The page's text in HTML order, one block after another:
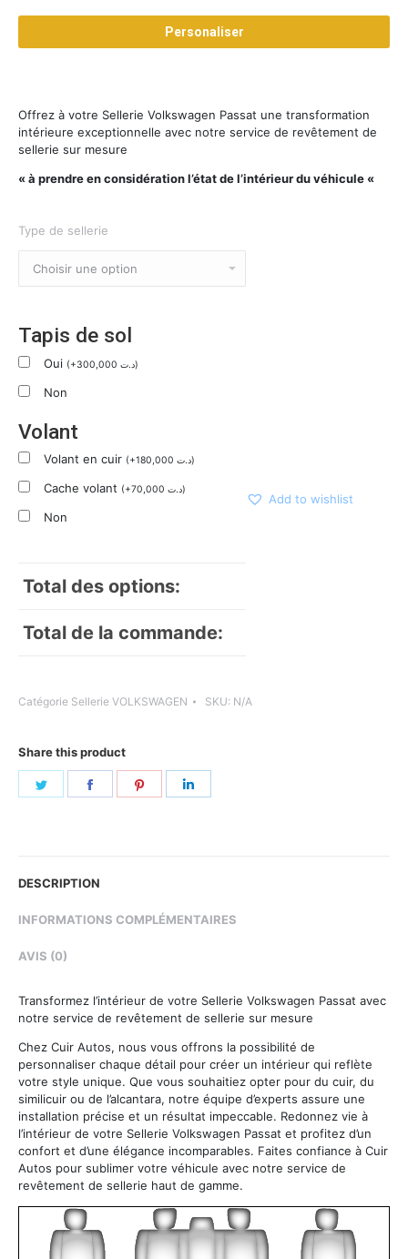
prix :
0,000 د.تPersonaliser
Offrez à votre Sellerie Volkswagen Passat une transformation
intérieure exceptionnelle avec notre service de revêtement de
sellerie sur mesure
« à prendre en considération l’état de l’intérieur du véhicule «
Type de sellerie
Tapis de sol
Oui (+300,000 د.ت)
Non
Volant
Volant en cuir (+180,000 د.ت)
Cache volant (+70,000 د.ت)
Non
Total des options:
Total de la commande:
Add to wishlist
Catégorie Sellerie VOLKSWAGEN SKU: N/A
Share this product
Share
Share
DESCRIPTION
INFORMATIONS COMPLÉMENTAIRES
AVIS (0)
Transformez l’intérieur de votre Sellerie Volkswagen Passat avec
notre service de revêtement de sellerie sur mesure
Chez Cuir Autos, nous vous offrons la possibilité de
personnaliser chaque détail pour créer un intérieur qui reflète
votre style unique. Que vous souhaitiez opter pour du cuir, du
similicuir ou de l’alcantara, notre équipe d’experts assure une
installation précise et un résultat impeccable. Redonnez vie à
l’intérieur de votre Sellerie Volkswagen Passat et profitez d’un
confort et d’une élégance incomparables. Faites confiance à Cuir
Autos pour sublimer votre véhicule avec notre service de
revêtement de sellerie haut de gamme.